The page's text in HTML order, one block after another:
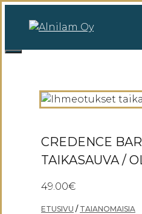
sisältöön
CREDENCE
TAIKASAUVA /
49.00€
ETUSIVU / TAIANOMAISIA